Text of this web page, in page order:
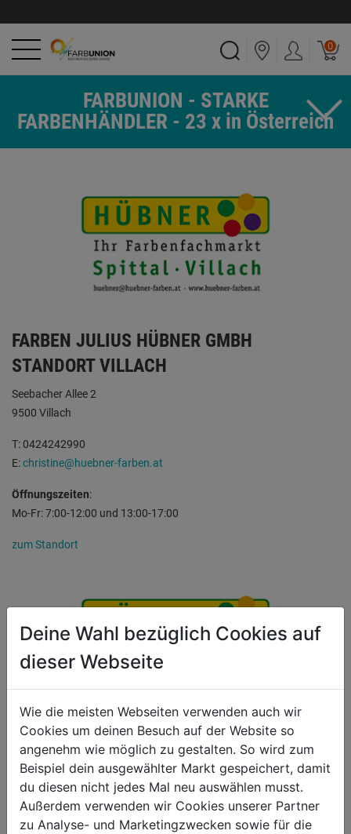
0
FARBUNION - STARKE
FARBENHÄNDLER - 23 x in Österreich
FARBEN JULIUS HÜBNER GMBH
STANDORT VILLACH
Seebacher Allee 2
9500 Villach
T: 0424242990
E:christine@huebner-farben.at
Öffnungszeiten:
Mo-Fr: 7:00-12:00 und 13:00-17:00
zum Standort
JULIUS HÜBNER GMBH
STANDORT SPITTAL/DRAU
Villacher Straße 146
9800 Spittal/Drau
Deine Wahl bezüglich Cookies auf
dieser Webseite
Wie die meisten Webseiten verwenden auch wir
Cookies um deinen Besuch auf der Website so
angenehm wie möglich zu gestalten. So wird zum
Beispiel dein ausgewählter Markt gespeichert, damit
du diesen nicht jedes Mal neu auswählen musst.
Außerdem verwenden wir Cookies unserer Partner
zu Analyse- und Marketingzwecken sowie für die